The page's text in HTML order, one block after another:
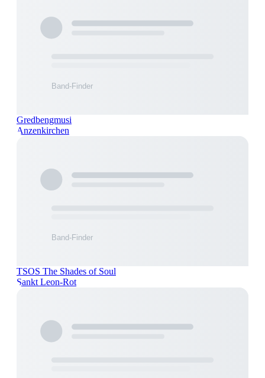
Gredbengmusi
Anzenkirchen
TSOS The Shades of Soul
Sankt Leon-Rot